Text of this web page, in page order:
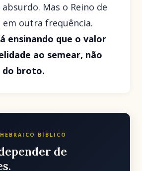
Mas o Reino de
em outra frequência.
ensinando que o valor
ao semear, não
do broto.
BÍBLICO
de